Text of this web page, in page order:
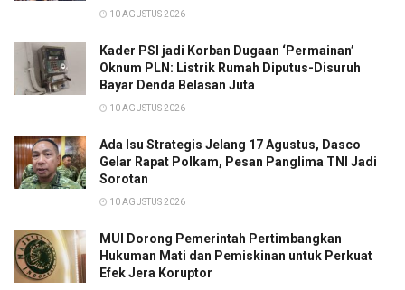
10 AGUSTUS 2026
Kader PSI jadi Korban Dugaan ‘Permainan’
Oknum PLN: Listrik Rumah Diputus-Disuruh
Bayar Denda Belasan Juta
10 AGUSTUS 2026
Ada Isu Strategis Jelang 17 Agustus, Dasco
Gelar Rapat Polkam, Pesan Panglima TNI Jadi
Sorotan
10 AGUSTUS 2026
MUI Dorong Pemerintah Pertimbangkan
Hukuman Mati dan Pemiskinan untuk Perkuat
Efek Jera Koruptor